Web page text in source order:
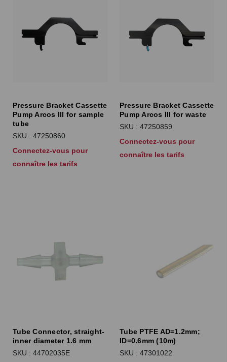
Pressure Bracket Cassette
Pump Arcos III for sample
tube
SKU : 47250860
Connectez-vous pour
connaître les tarifs
Pressure Bracket Cassette
Pump Arcos III for waste
SKU : 47250859
Connectez-vous pour
connaître les tarifs
Tube Connector, straight-
inner diameter 1.6 mm
SKU : 44702035E
Tube PTFE AD=1.2mm;
ID=0.6mm (10m)
SKU : 47301022